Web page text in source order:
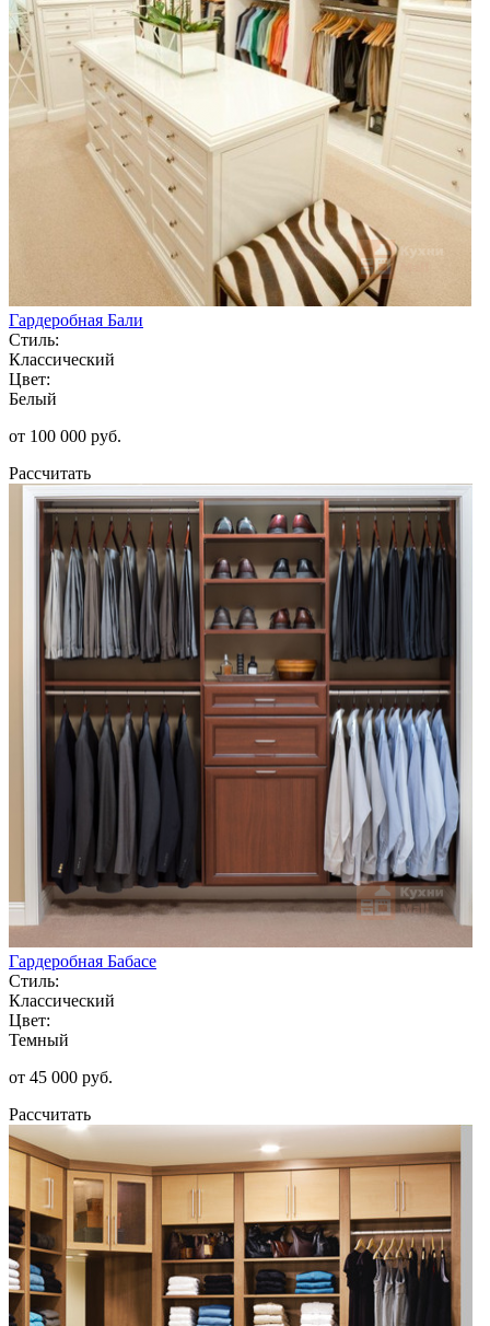
Гардеробная Бали
Стиль:
Классический
Цвет:
Белый
от 100 000 руб.
Рассчитать
Гардеробная Бабасе
Стиль:
Классический
Цвет:
Темный
от 45 000 руб.
Рассчитать